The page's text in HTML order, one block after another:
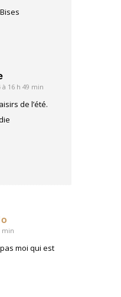
à 16 h 49 min
de l’été.
min
moi qui est